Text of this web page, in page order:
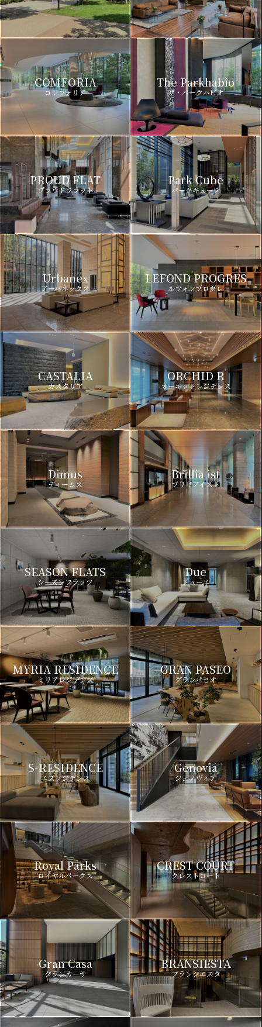
COMFORIA
コンフォリア
The Parkhabio
ザ・パークハビオ
PROUD FLAT
プラウドフラット
Park Cube
パークキューブ
Urbanex
アーバネックス
LEFOND PROGRES
ルフォンプログレ
CASTALIA
カスタリア
ORCHID R
オーキッドレジデンス
Dimus
ディームス
Brillia ist
ブリリアイスト
SEASON FLATS
シーズンフラッツ
Due
ドゥーエ
MYRIA RESIDENCE
ミリアレジデンス
GRAN PASEO
グランパセオ
S-RESIDENCE
エスレジデンス
Genovia
ジェノヴィア
Royal Parks
ロイヤルパークス
CREST COURT
クレストコート
Gran Casa
グランカーサ
BRANSIESTA
ブランシエスタ